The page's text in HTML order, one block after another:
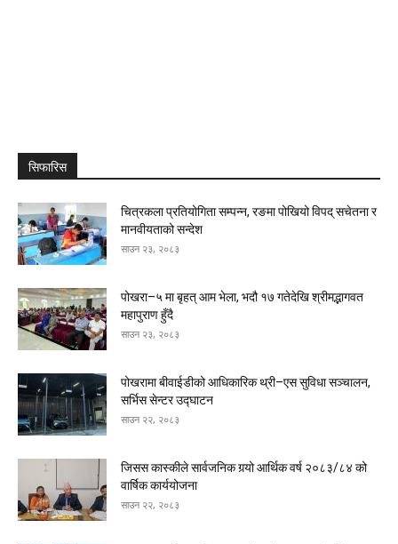
सिफारिस
चित्रकला प्रतियोगिता सम्पन्न, रङमा पोखियो विपद् सचेतना र
मानवीयताको सन्देश
साउन २३, २०८३
पोखरा–५ मा बृहत् आम भेला, भदौ १७ गतेदेखि श्रीमद्भागवत
महापुराण हुँदै
साउन २३, २०८३
पोखरामा बीवाईडीको आधिकारिक थ्री–एस सुविधा सञ्चालन,
सर्भिस सेन्टर उद्घाटन
साउन २२, २०८३
जिसस कास्कीले सार्वजनिक गर्‍यो आर्थिक वर्ष २०८३/८४ को
वार्षिक कार्ययोजना
साउन २२, २०८३